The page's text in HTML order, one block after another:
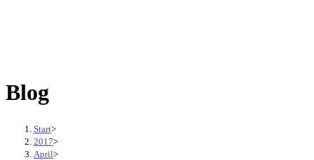
Blog
Start>
2017>
April>